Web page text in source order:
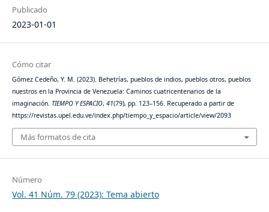
Publicado
2023-01-01
Cómo citar
Gómez Cedeño, Y. M. (2023). Behetrías, pueblos de indios, pueblos otros, pueblos
nuestros en la Provincia de Venezuela: Caminos cuatricentenarios de la
imaginación. TIEMPO Y ESPACIO, 41(79), pp. 123–156. Recuperado a partir de
https://revistas.upel.edu.ve/index.php/tiempo_y_espacio/article/view/2093
Más formatos de cita
Número
Vol. 41 Núm. 79 (2023): Tema abierto